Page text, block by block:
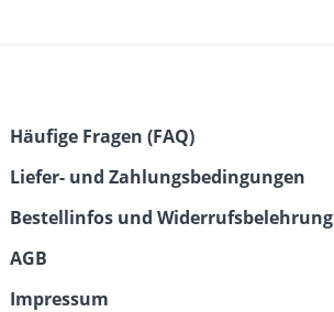
Häufige Fragen (FAQ)
Liefer- und Zahlungsbedingungen
Bestellinfos und Widerrufsbelehrung
AGB
Impressum